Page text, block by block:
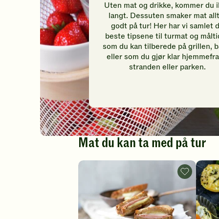
Uten mat og drikke, kommer du
langt. Dessuten smaker mat
godt på tur! Her har vi samlet
beste tipsene til turmat og
som du kan tilberede på grillen,
eller som du gjør klar
stranden eller parken.
Mat du kan ta med på tur
Grov
toast
med
og
skinke